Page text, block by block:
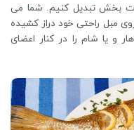
بخش تبدیل کنیم. شما می
مبل راحتی خود دراز کشیده
و یا شام را در کنار اعضای